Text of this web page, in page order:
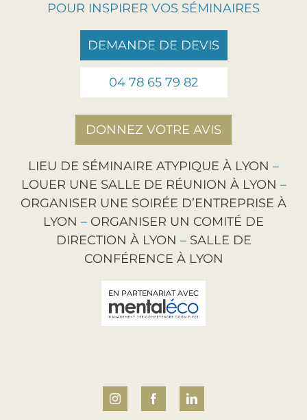
POUR INSPIRER VOS SÉMINAIRES
DEMANDE DE DEVIS
04 78 65 79 82
DONNEZ VOTRE AVIS
LIEU DE SÉMINAIRE ATYPIQUE À LYON –
LOUER UNE SALLE DE RÉUNION À LYON –
ORGANISER UNE SOIRÉE D’ENTREPRISE À
LYON – ORGANISER UN COMITÉ DE
DIRECTION À LYON – SALLE DE
CONFÉRENCE À LYON
EN PARTENARIAT AVEC
Instagram Facebook